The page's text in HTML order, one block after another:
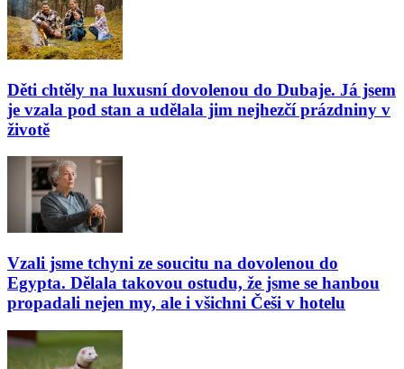
Děti chtěly na luxusní dovolenou do Dubaje. Já jsem
je vzala pod stan a udělala jim nejhezčí prázdniny v
životě
Vzali jsme tchyni ze soucitu na dovolenou do
Egypta. Dělala takovou ostudu, že jsme se hanbou
propadali nejen my, ale i všichni Češi v hotelu